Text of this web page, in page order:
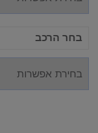
בחר הרכב